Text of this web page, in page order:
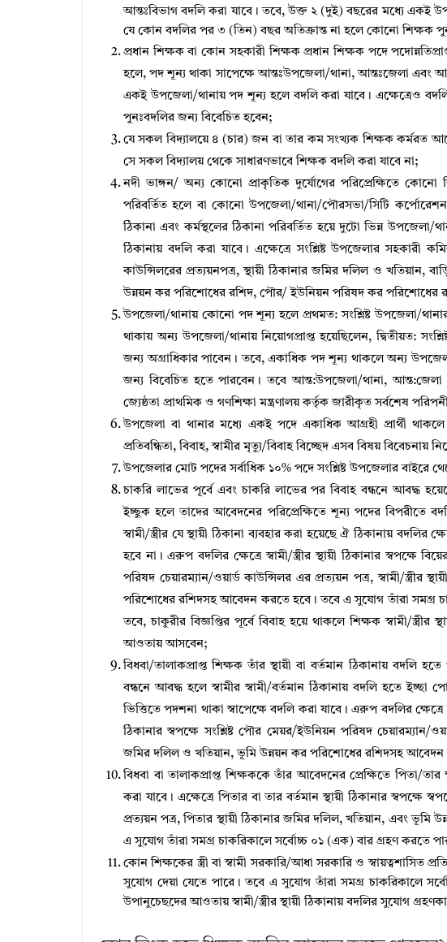
আন্তঃবিভাগ বদলি করা যাবে। তবে, উক্ত ২ (দুই) বছরের মধ্যে একই
যে কোন বদলির পর ৩ (তিন) বছর অতিক্রান্ত না হলে কোনাে শিক্ষক
প্রধান শিক্ষক বা কোন সহকারী শিক্ষক প্রধান শিক্ষক পদে
হলে, পদ শূন্য থাকা সাপেক্ষে আন্তঃউপজেলা/থানা, আন্তঃজেলা এবং
একই উপজেলা/থানায় পদ শূন্য হলে বদলি করা যাবে। এক্ষেত্রেও
পুনঃবদলির জন্য বিবেচিত হবেন;
যে সকল বিদ্যালয়ে ৪ (চার) জন বা তার কম সংখ্যক শিক্ষক কর্মরত
সে সকল বিদ্যালয় থেকে সাধারণভাবে শিক্ষক বদলি করা যাবে না;
নদী ভাঙ্গন/ অন্য কোনাে প্রাকৃতিক দুর্যোগের পরিপ্রেক্ষিতে কোনাে
পরিবর্তিত হলে বা কোনাে উপজেলা/থানা/পৌরসভা/সিটি কর্পোরেশন
ঠিকানা এবং কর্মস্থলের ঠিকানা পরিবর্তিত হয়ে দুটো ভিন্ন উপজেলা/
ঠিকানায় বদলি করা যাবে। এক্ষেত্রে সংশ্লিষ্ট উপজেলার সহকারী
কাউন্সিলরের প্রত্যয়নপত্র, স্থায়ী ঠিকানার জমির দলিল ও খতিয়ান,
উন্নয়ন কর পরিশােধের রশিদ, পৌর/ ইউনিয়ন পরিষদ কর
উপজেলা/থানায় কোনাে পদ শূন্য হলে প্রথমত: সংশ্লিষ্ট উপজেলা/
থাকায় অন্য উপজেলা/থানায় নিয়ােগপ্রাপ্ত হয়েছিলেন, দ্বিতীয়ত:
জন্য অগ্রাধিকার পাবেন। তবে, একাধিক পদ শূন্য থাকলে অন্য
জন্য বিবেচিত হতে পারবেন। তবে আন্ত:উপজেলা/থানা, আন্ত:জেলা
জ্যেষ্ঠতা প্রাথমিক ও গণশিক্ষা মন্ত্রণালয় কর্তৃক জারীকৃত সর্বশেষ
উপজেলা বা থানার মধ্যে একই পদে একাধিক আগ্রহী প্রার্থী থাকলে
প্রতিবন্ধিতা, বিবাহ, স্বামীর মৃত্যু/বিবাহ বিচ্ছেদ এসব বিষয় বিবেচনায়
উপজেলার মােট পদের সর্বাধিক ১০% পদে সংশ্লিষ্ট উপজেলার বাইরে
চাকরি লাভের পূর্বে এবং চাকরি লাভের পর বিবাহ বন্ধনে আবদ্ধ
ইচ্ছুক হলে তাদের আবেদনের পরিপ্রেক্ষিতে শূন্য পদের বিপরীতে
স্বামী/স্ত্রীর যে স্থায়ী ঠিকানা ব্যবহার করা হয়েছে ঐ ঠিকানায়
হবে না। এরুপ বদলির ক্ষেত্রে স্বামী/স্ত্রীর স্থায়ী ঠিকানার স্বপক্ষে
পরিষদ চেয়ারম্যান/ওয়ার্ড কাউন্সিলর এর প্রত্যয়ন পত্র, স্বামী/স্ত্রীর
পরিশােধের রশিদসহ আবেদন করতে হবে। তবে এ সুযােগ তাঁরা সমগ্র
তবে, চাকুরীর বিজ্ঞপ্তির পূর্বে বিবাহ হয়ে থাকলে শিক্ষক স্বামী/স্ত্রীর
আওতায় আসবেন;
বিধবা/তালাকপ্রাপ্ত শিক্ষক তাঁর স্থায়ী বা বর্তমান ঠিকানায় বদলি
বন্ধনে আবদ্ধ হলে স্বামীর স্বামী/বর্তমান ঠিকানায় বদলি হতে
ভিত্তিতে পদশনা থাকা স্বাপেক্ষে বদলি করা যাবে। এরুপ বদলির ক্ষেত্রে
ঠিকানার স্বপক্ষে সংশ্লিষ্ট পৌর মেয়র/ইউনিয়ন পরিষদ চেয়ারম্যান/
জমির দলিল ও খতিয়ান, ভূমি উন্নয়ন কর পরিশােধের রশিদসহ
বিধবা বা তালাকপ্রাপ্ত শিক্ষককে তাঁর আবেদনের প্রেক্ষিতে পিতা/তার
করা যাবে। এক্ষেত্রে পিতার বা তার বর্তমান স্থায়ী ঠিকানার স্বপক্ষে
প্রত্যয়ন পত্র, পিতার স্থায়ী ঠিকানার জমির দলিল, খতিয়ান, এবং
এ সুযােগ তাঁরা সমগ্র চাকরিকালে সর্বোচ্চ ০১ (এক) বার গ্রহণ করতে
কোন শিক্ষকের স্ত্রী বা স্বামী সরকারি/আধা সরকারি ও স্বায়ত্বশাসিত
সুযােগ দেয়া যেতে পারে। তবে এ সুযােগ তাঁরা সমগ্র চাকরিকালে
উপানুচেছদের আওতায় স্বামী/স্ত্রীর স্থায়ী ঠিকানায় বদলির সুযোগ